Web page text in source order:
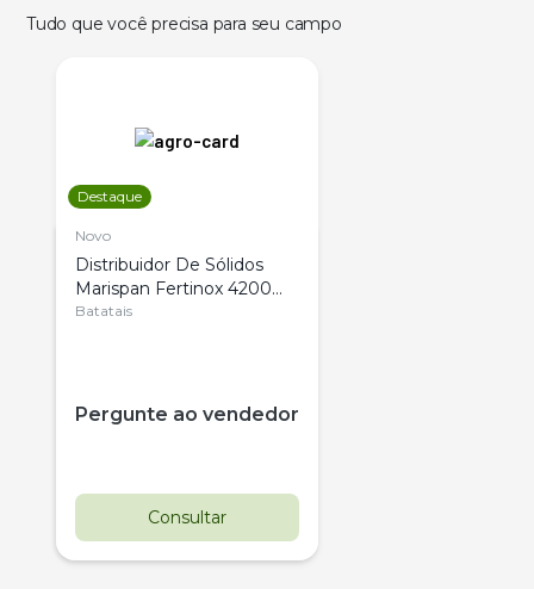
Tudo que você precisa para seu campo
Destaque
Novo
Distribuidor De Sólidos
Marispan Fertinox 4200
Citrus
Batatais
Pergunte ao vendedor
Consultar